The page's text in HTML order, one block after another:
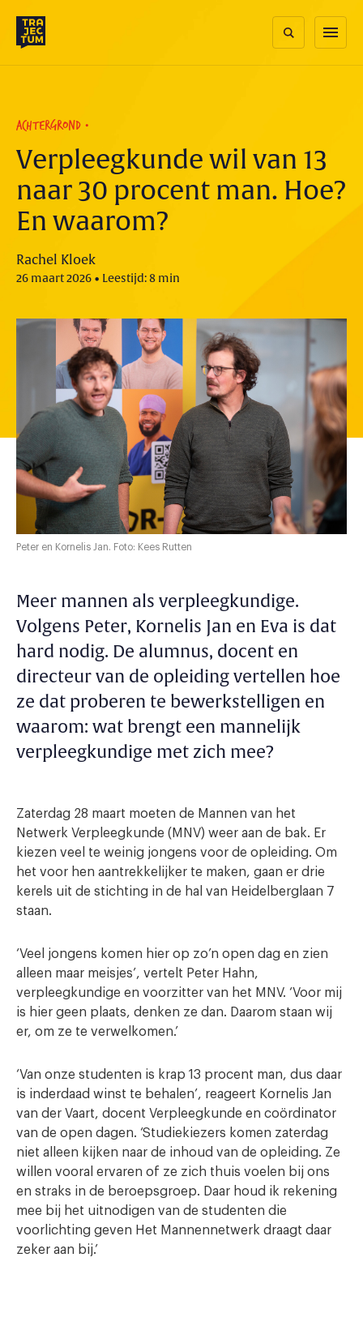
content
menu
ACHTERGROND
Verpleegkunde wil van 13
naar 30 procent man. Hoe?
En waarom?
Rachel Kloek
26 maart 2026 • Leestijd: 8 min
Peter en Kornelis Jan. Foto: Kees Rutten
Meer mannen als verpleegkundige.
Volgens Peter, Kornelis Jan en Eva is dat
hard nodig. De alumnus, docent en
directeur van de opleiding vertellen hoe
ze dat proberen te bewerkstelligen en
waarom: wat brengt een mannelijk
verpleegkundige met zich mee?
Zaterdag 28 maart moeten de Mannen van het
Netwerk Verpleegkunde (MNV) weer aan de bak. Er
kiezen veel te weinig jongens voor de opleiding. Om
het voor hen aantrekkelijker te maken, gaan er drie
kerels uit de stichting in de hal van Heidelberglaan 7
staan.
‘Veel jongens komen hier op zo’n open dag en zien
alleen maar meisjes’, vertelt Peter Hahn,
verpleegkundige en voorzitter van het MNV. ‘Voor mij
is hier geen plaats, denken ze dan. Daarom staan wij
er, om ze te verwelkomen.’
‘Van onze studenten is krap 13 procent man, dus daar
is inderdaad winst te behalen’, reageert Kornelis Jan
van der Vaart, docent Verpleegkunde en coördinator
van de open dagen. ‘Studiekiezers komen zaterdag
niet alleen kijken naar de inhoud van de opleiding. Ze
willen vooral ervaren of ze zich thuis voelen bij ons
en straks in de beroepsgroep. Daar houd ik rekening
mee bij het uitnodigen van de studenten die
voorlichting geven Het Mannennetwerk draagt daar
zeker aan bij.’